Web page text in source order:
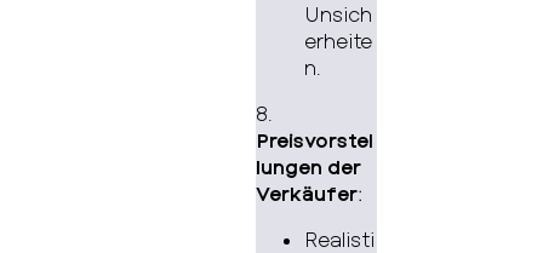
Unsich
erheite
n.
8.
Preisvorstel
lungen der
Verkäufer:
Realisti